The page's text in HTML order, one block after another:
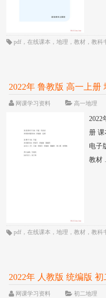
pdf ，在线课本 ，地理 ，教材 ，教科
2022年 鲁教版 高一上册
高清
网课学习资料 高一地理
2022
册 课
电子
教材
pdf ，在线课本 ，地理 ，教材 ，教科
2022年 人教版 统编版
本 pdf 高清
网课学习资料 初二地理